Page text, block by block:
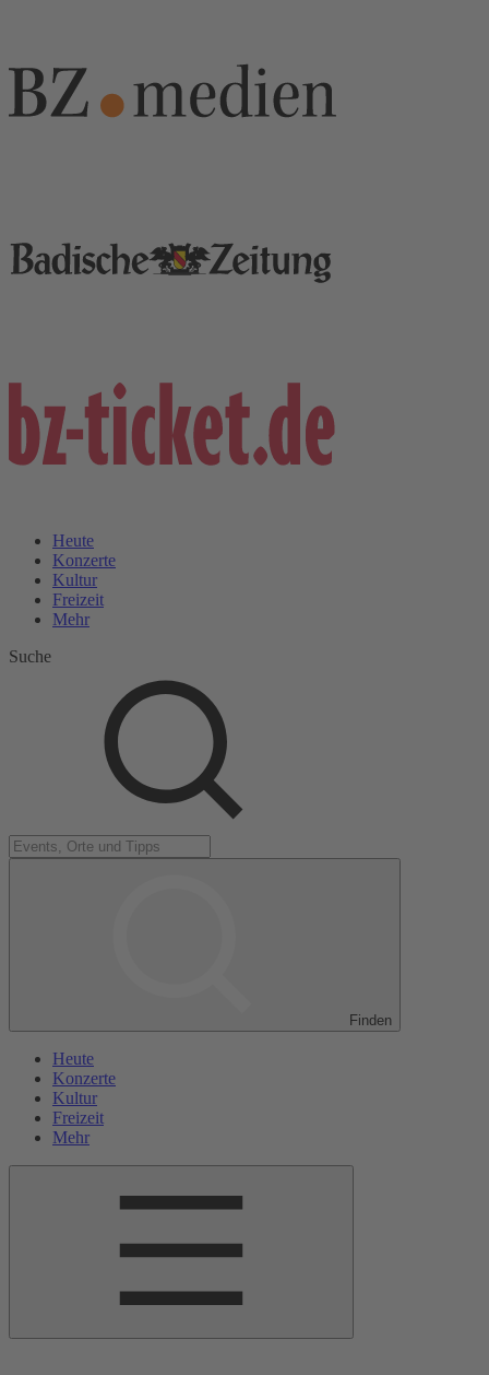
Heute
Konzerte
Kultur
Freizeit
Mehr
Suche
Finden
Heute
Konzerte
Kultur
Freizeit
Mehr